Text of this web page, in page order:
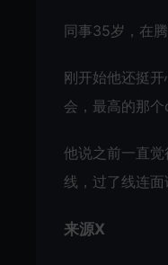
同事35岁，在
刚开始他还挺
会，最高的那
他说之前一直
线，过了线连面
来源X